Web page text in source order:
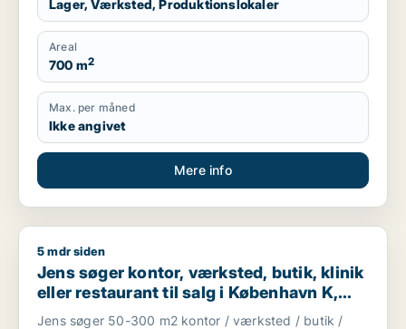
Lager, Værksted, Produktionslokaler
Areal
700 m2
Max. per måned
Ikke angivet
Mere info
Jens søger kontor, værksted, butik, klinik eller restaurant til
5 mdr siden
Jens søger kontor, værksted, butik, klinik
eller restaurant til salg i København K,
Vesterbro eller Frederiksberg m.fl.
Jens søger 50-300 m2 kontor / værksted / butik /